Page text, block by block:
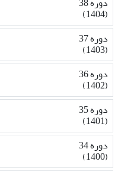
(1404)
دوره 37
(1403)
دوره 36
(1402)
دوره 35
(1401)
دوره 34
(1400)